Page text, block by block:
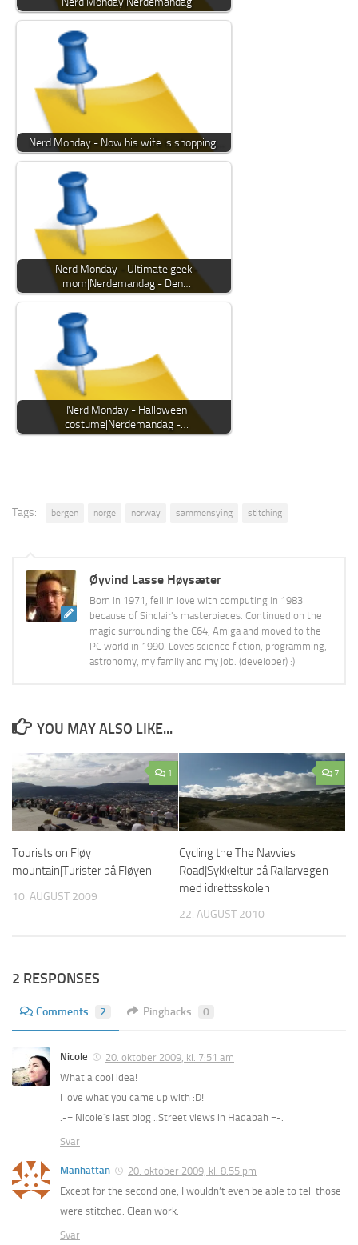
Nerd Monday - Now his wife is shopping…
Nerd Monday - Ultimate geek-
mom|Nerdemandag - Den…
Nerd Monday - Halloween
costume|Nerdemandag -…
Tags: bergen norge norway sammensying stitching
Øyvind Lasse Høysæter
Born in 1971, fell in love with computing in 1983
because of Sinclair's masterpieces. Continued on the
magic surrounding the C64, Amiga and moved to the
PC world in 1990. Loves science fiction, programming,
astronomy, my family and my job. (developer) :)
YOU MAY ALSO LIKE...
1
Tourists on Fløy
mountain|Turister på Fløyen
10. AUGUST 2009
7
Cycling the The Navvies
Road|Sykkeltur på Rallarvegen
med idrettsskolen
22. AUGUST 2010
2 RESPONSES
Comments 2 Pingbacks 0
Nicole
20. oktober 2009, kl. 7:51 am
What a cool idea!
I love what you came up with :D!
.-= Nicole´s last blog ..Street views in Hadabah =-.
Svar
Manhattan
20. oktober 2009, kl. 8:55 pm
Except for the second one, I wouldn’t even be able to tell those
were stitched. Clean work.
Svar